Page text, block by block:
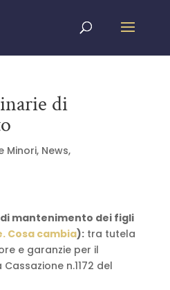
di
Minori, News,
mantenimento dei figli
Cosa cambia):tra tutela
e garanzie per il
n.1172 del